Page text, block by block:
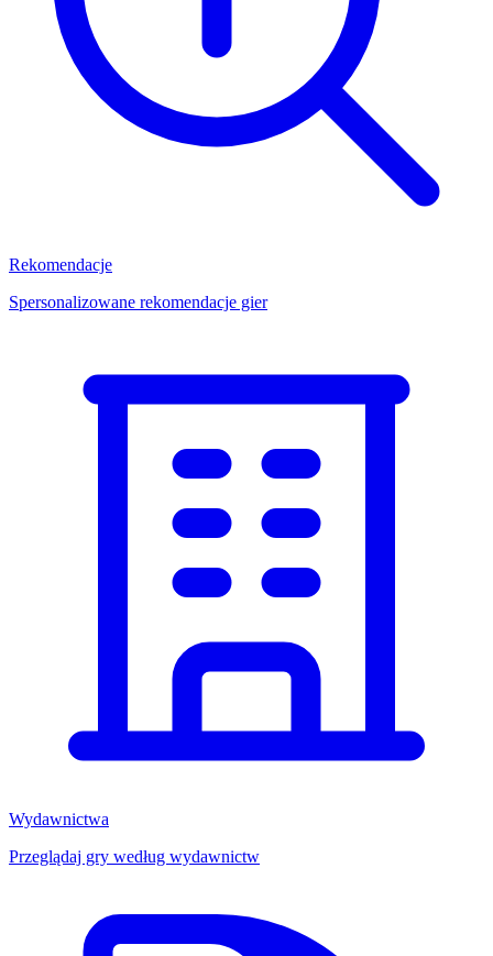
Rekomendacje
Spersonalizowane rekomendacje gier
Wydawnictwa
Przeglądaj gry według wydawnictw